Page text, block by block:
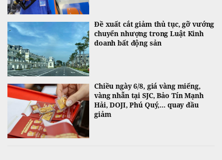
Đề xuất cắt giảm thủ tục, gỡ vướng
chuyển nhượng trong Luật Kinh
doanh bất động sản
Chiều ngày 6/8, giá vàng miếng,
vàng nhẫn tại SJC, Bảo Tín Mạnh
Hải, DOJI, Phú Quý,... quay đầu
giảm